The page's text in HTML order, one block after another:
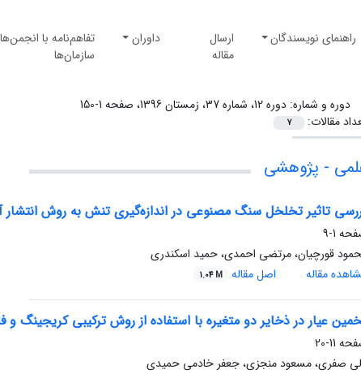
راهنمای نویسندگان
ارسال
مقاله
داوران
تفاهم‌نامه با
سازمان‌ها
دوره و شماره:دوره 12، شماره 37، زمستان 1396، صفحه 1-150
مقالات:
7
- پژوهشی
تاثیر تخلخل سنگ مصنوعی در اندازه‌گیری تنش به روش انتشار
1-9
قورچیان، مرتضی احمدی، حمید اسکندری
مقاله
اصل مقاله 1.04 M
عیار در ذخایر دو متغیره با استفاده از روش ترکیبی کریجینگ
11-20
صفری، مسعود منجزی، جعفر خادمی حمیدی